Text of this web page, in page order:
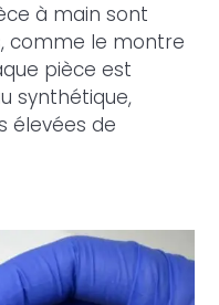
à main sont
comme le montre
pièce est
synthétique,
élevées de